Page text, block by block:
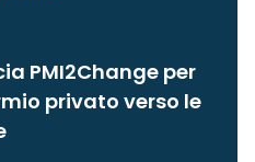
PMI2Change per
privato verso le